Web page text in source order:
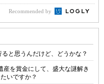
Recommended by
と思うんだけど、どうかな？
産を賞金にして、盛大な謎解き
いですか？